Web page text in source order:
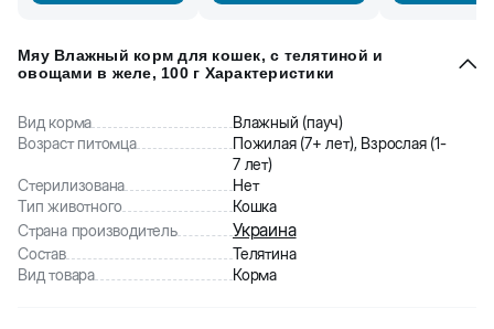
Мяу Влажный корм для кошек, с телятиной и
овощами в желе, 100 г Характеристики
Вид корма
Влажный (пауч)
Возраст питомца
Пожилая (7+ лет), Взрослая (1-
7 лет)
Стерилизована
Нет
Тип животного
Кошка
Страна производитель
Украина
Состав
Телятина
Вид товара
Корма